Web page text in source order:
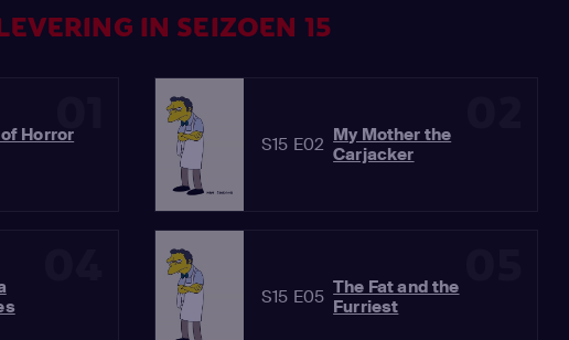
IN SEIZOEN 15
Horror
S15 E02 My Mother the
Carjacker
S15 E05 The Fat and the
Furriest